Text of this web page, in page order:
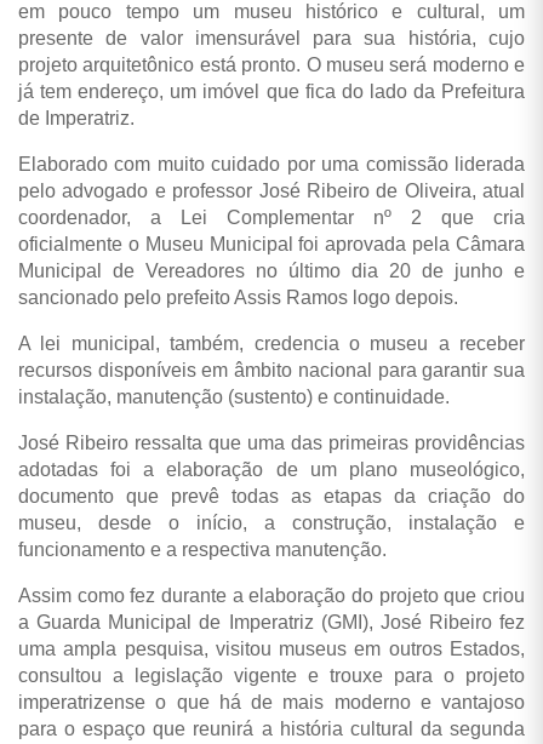
em pouco tempo um museu histórico e cultural, um
presente de valor imensurável para sua história, cujo
projeto arquitetônico está pronto. O museu será moderno e
já tem endereço, um imóvel que fica do lado da Prefeitura
de Imperatriz.
Elaborado com muito cuidado por uma comissão liderada
pelo advogado e professor José Ribeiro de Oliveira, atual
coordenador, a Lei Complementar nº 2 que cria
oficialmente o Museu Municipal foi aprovada pela Câmara
Municipal de Vereadores no último dia 20 de junho e
sancionado pelo prefeito Assis Ramos logo depois.
A lei municipal, também, credencia o museu a receber
recursos disponíveis em âmbito nacional para garantir sua
instalação, manutenção (sustento) e continuidade.
José Ribeiro ressalta que uma das primeiras providências
adotadas foi a elaboração de um plano museológico,
documento que prevê todas as etapas da criação do
museu, desde o início, a construção, instalação e
funcionamento e a respectiva manutenção.
Assim como fez durante a elaboração do projeto que criou
a Guarda Municipal de Imperatriz (GMI), José Ribeiro fez
uma ampla pesquisa, visitou museus em outros Estados,
consultou a legislação vigente e trouxe para o projeto
imperatrizense o que há de mais moderno e vantajoso
para o espaço que reunirá a história cultural da segunda